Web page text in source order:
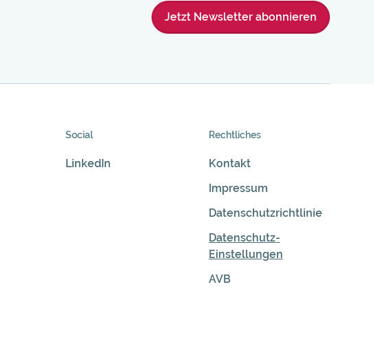
Jetzt Newsletter abonnieren
Social
LinkedIn
Rechtliches
Kontakt
Impressum
Datenschutzrichtlinie
Datenschutz-
Einstellungen
AVB